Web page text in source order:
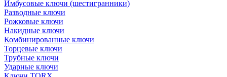
Имбусовые ключи (шестигранники)
Разводные ключи
Рожковые ключи
Накидные ключи
Комбинированные ключи
Торцевые ключи
Трубные ключи
Ударные ключи